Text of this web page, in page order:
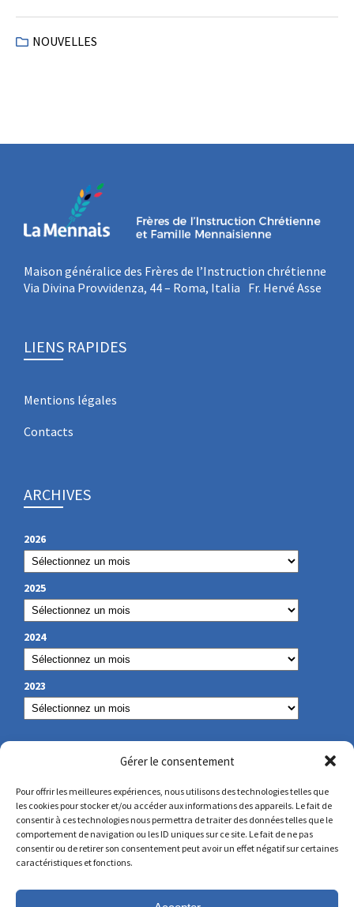
Gérer le consentement
Pour offrir les meilleures expériences, nous utilisons des technologies telles que
les cookies pour stocker et/ou accéder aux informations des appareils. Le fait de
consentir à ces technologies nous permettra de traiter des données telles que le
comportement de navigation ou les ID uniques sur ce site. Le fait de ne pas
consentir ou de retirer son consentement peut avoir un effet négatif sur certaines
caractéristiques et fonctions.
NOUVELLES
Maison généralice des Frères de l’Instruction chrétienne
Via Divina Provvidenza, 44 – Roma, Italia Fr. Hervé Asse
LIENS RAPIDES
Mentions légales
Contacts
ARCHIVES
2026
2025
2024
2023
NOS COORDONNÉES
secretariat@lamennais.org
protectionenfance@lamennais.org